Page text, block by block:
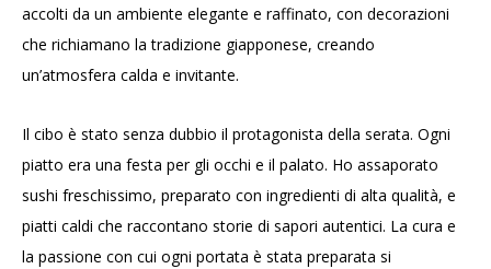
accolti da un ambiente elegante e raffinato, con decorazioni
che richiamano la tradizione giapponese, creando
un’atmosfera calda e invitante.
Il cibo è stato senza dubbio il protagonista della serata. Ogni
piatto era una festa per gli occhi e il palato. Ho assaporato
sushi freschissimo, preparato con ingredienti di alta qualità, e
piatti caldi che raccontano storie di sapori autentici. La cura e
la passione con cui ogni portata è stata preparata si